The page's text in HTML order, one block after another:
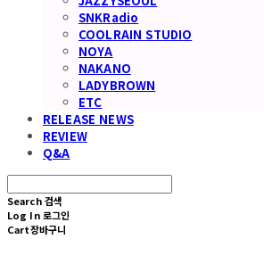
SNKRadio
COOLRAIN STUDIO
NOYA
NAKANO
LADYBROWN
ETC
RELEASE NEWS
REVIEW
Q&A
Search 검색
Log In 로그인
Cart장바구니